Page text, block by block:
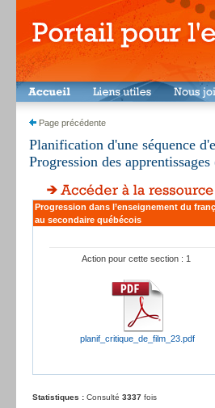
Page précédente
Planification d'une séquence
Progression des
Progression dans l’enseignement du
au secondaire québécois
Action pour cette section : 1
planif_critique_de_film_23.pdf
Statistiques : Consulté 3337 fois